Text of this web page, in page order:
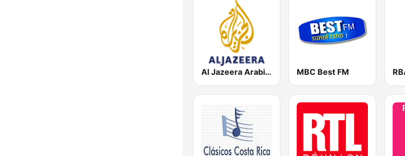
Al Jazeera Arabic (قناة الجزيرة) MBC Best FM